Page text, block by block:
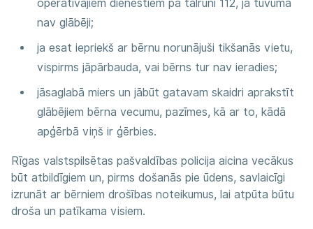
operatīvajiem dienestiem pa tālruni 112, ja tuvumā
nav glābēji;
ja esat iepriekš ar bērnu norunājuši tikšanās vietu,
vispirms jāpārbauda, vai bērns tur nav ieradies;
jāsaglabā miers un jābūt gatavam skaidri aprakstīt
glābējiem bērna vecumu, pazīmes, kā ar to, kādā
apģērbā viņš ir ģērbies.
Rīgas valstspilsētas pašvaldības policija aicina vecākus
būt atbildīgiem un, pirms došanās pie ūdens, savlaicīgi
izrunāt ar bērniem drošības noteikumus, lai atpūta būtu
droša un patīkama visiem.